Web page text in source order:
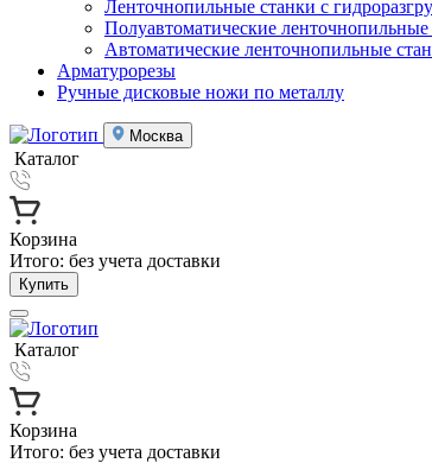
Ленточнопильные станки с
Полуавтоматические ленточнопильные
Автоматические ленточнопильные
Арматурорезы
Ручные дисковые ножи по металлу
Москва
Каталог
Корзина
Итого: без учета доставки
Купить
Каталог
Корзина
Итого: без учета доставки